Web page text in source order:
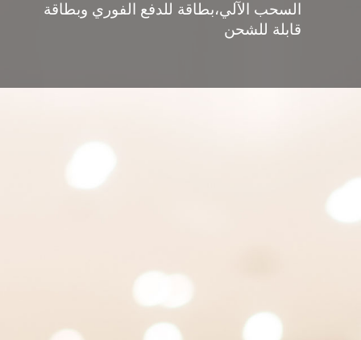
السحب الآلي،بطاقة للدفع الفوري وبطاقة
قابلة للشحن